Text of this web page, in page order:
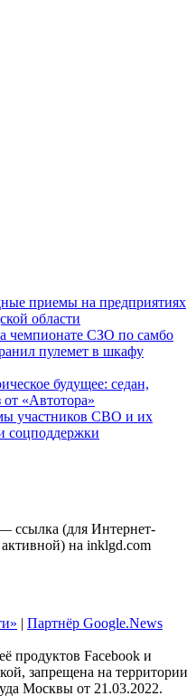
приемы на предприятиях
области
чемпионате СЗО по самбо
пулемет в шкафу
будущее: седан,
«Автотора»
участников СВО и их
соцподдержки
ссылка (для Интернет-
на inklgd.com
| Партнёр Google.News
продуктов Facebook и
запрещена на территории
Москвы от 21.03.2022.